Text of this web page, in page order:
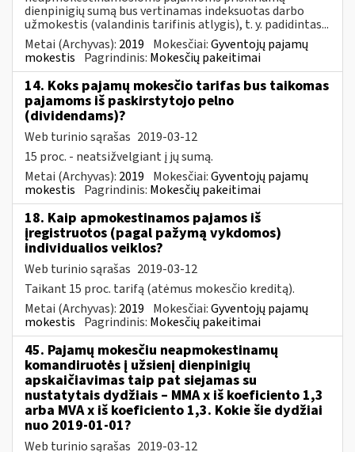
dienpinigių sumą bus vertinamas indeksuotas darbo
užmokestis (valandinis tarifinis atlygis), t. y. padidintas...
Metai (Archyvas): 2019 Mokesčiai:Gyventojų pajamų
mokestis Pagrindinis: Mokesčių pakeitimai
14. Koks pajamų mokesčio tarifas bus taikomas
pajamoms iš paskirstytojo pelno
(dividendams)?
Web turinio sąrašas 2019-03-12
15 proc. - neatsižvelgiant į jų sumą.
Metai (Archyvas): 2019 Mokesčiai:Gyventojų pajamų
mokestis Pagrindinis: Mokesčių pakeitimai
18. Kaip apmokestinamos pajamos iš
įregistruotos (pagal pažymą vykdomos)
individualios veiklos?
Web turinio sąrašas 2019-03-12
Taikant 15 proc. tarifą (atėmus mokesčio kreditą).
Metai (Archyvas): 2019 Mokesčiai:Gyventojų pajamų
mokestis Pagrindinis: Mokesčių pakeitimai
45. Pajamų mokesčiu neapmokestinamų
komandiruotės į užsienį dienpinigių
apskaičiavimas taip pat siejamas su
nustatytais dydžiais – MMA x iš koeficiento 1,3
arba MVA x iš koeficiento 1,3. Kokie šie dydžiai
nuo 2019-01-01?
Web turinio sąrašas 2019-03-12